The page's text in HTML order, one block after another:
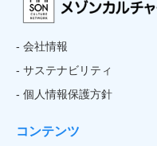
- 会社情報
- サステナビリティ
- 個人情報保護方針
コンテンツ